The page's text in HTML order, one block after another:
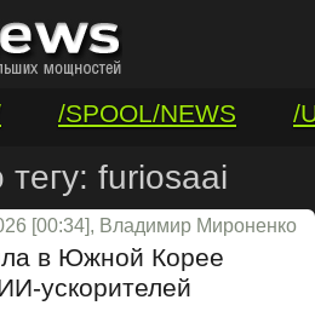
/SPOOL/NEWS
/
furiosaai
[00:34], Владимир Мироненко
в Южной Корее
ускорителей